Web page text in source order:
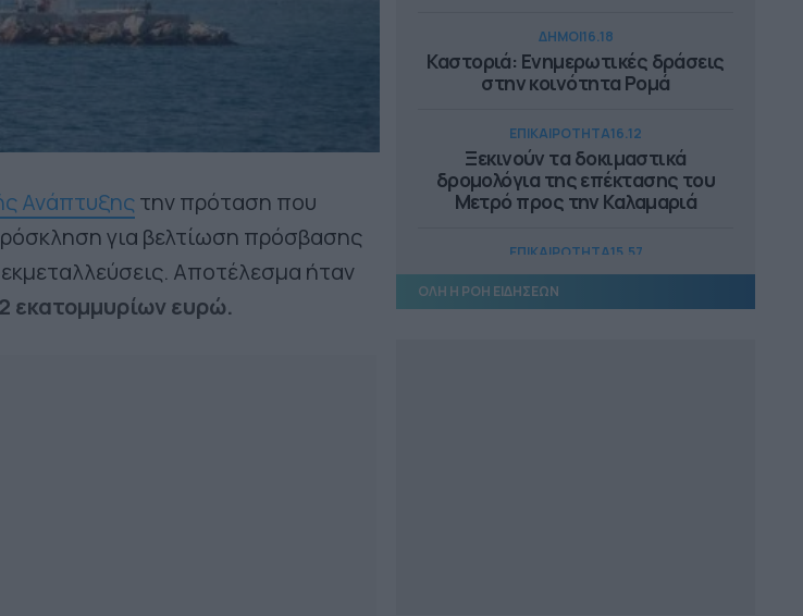
Ανάπτυξηςτην πρόταση που
για βελτίωση πρόσβασης
Αποτέλεσμα ήταν
εκατομμυρίων ευρώ.
ΔΗΜΟΙ16.18
Καστοριά: Ενημερωτικές δράσεις
στην κοινότητα Ρομά
ΕΠΙΚΑΙΡΟΤΗΤΑ16.12
Ξεκινούν τα δοκιμαστικά
δρομολόγια της επέκτασης του
Μετρό προς την Καλαμαριά
ΕΠΙΚΑΙΡΟΤΗΤΑ15.57
Αυτοψία Δήμα στα εργοτάξια του
ΒΟΑΚ
ΟΛΗ Η ΡΟΗ ΕΙΔΗΣΕΩΝ